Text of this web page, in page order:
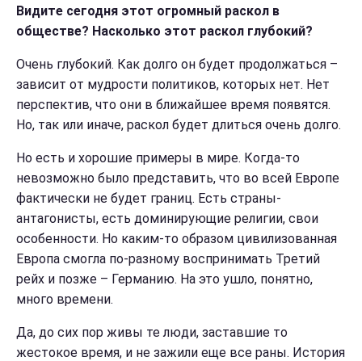
Видите сегодня этот огромный раскол в
обществе? Насколько этот раскол глубокий?
Очень глубокий. Как долго он будет продолжаться –
зависит от мудрости политиков, которых нет. Нет
перспектив, что они в ближайшее время появятся.
Но, так или иначе, раскол будет длиться очень долго.
Но есть и хорошие примеры в мире. Когда-то
невозможно было представить, что во всей Европе
фактически не будет границ. Есть страны-
антагонисты, есть доминирующие религии, свои
особенности. Но каким-то образом цивилизованная
Европа смогла по-разному воспринимать Третий
рейх и позже – Германию. На это ушло, понятно,
много времени.
Да, до сих пор живы те люди, заставшие то
жестокое время, и не зажили еще все раны. История